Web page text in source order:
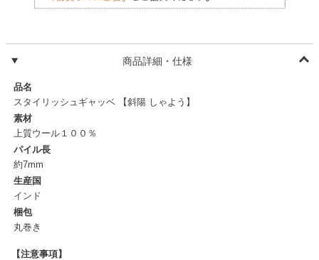
商品詳細・仕様
品名
スタイリッシュギャッベ 【斜陽 しゃよう】
素材
上質ウール１００％
パイル長
約7mm
生産国
インド
梱包
丸巻き
【注意事項】